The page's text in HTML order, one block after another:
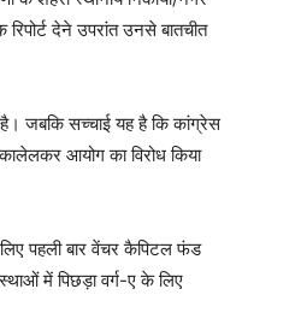
देने उपरांत उनसे बातचीत
जबकि सच्चाई यह है कि कांग्रेस
आयोग का विरोध किया
पहली बार वेंचर कैपिटल फंड
में पिछड़ा वर्ग-ए के लिए